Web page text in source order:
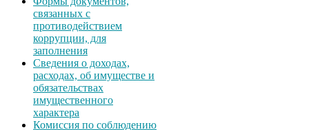
связанных с
противодействием
коррупции, для
заполнения
Сведения о доходах,
расходах, об имуществе и
обязательствах
имущественного
характера
Комиссия по соблюдению